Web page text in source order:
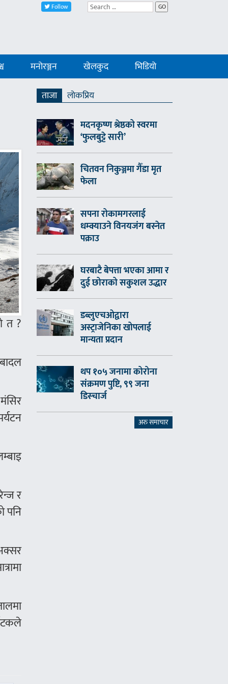
Follow GO
मनोरञ्जन खेलकुद भिडियो
त ?
र
पनि
ताजा
लाेकप्रिय
मदनकृष्ण श्रेष्ठको स्वरमा
‘फुलबुट्टे सारी’
चितवन निकुञ्जमा गैँडा मृत
फेला
सपना रोकामगरलाई
धम्क्याउने विनयजंग बस्नेत
पक्राउ
घरबाटै बेपत्ता भएका आमा र
दुई छोराको सकुशल उद्धार
डब्लुएचओद्वारा
अस्ट्राजेनिका खोपलाई
मान्यता प्रदान
थप १०५ जनामा कोरोना
संक्रमण पुष्टि, ९९ जना
डिस्चार्ज
अरु समाचार